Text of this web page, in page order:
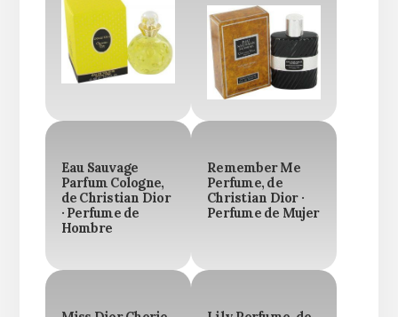
Eau Sauvage
Parfum Cologne,
de Christian Dior
· Perfume de
Hombre
Remember Me
Perfume, de
Christian Dior ·
Perfume de Mujer